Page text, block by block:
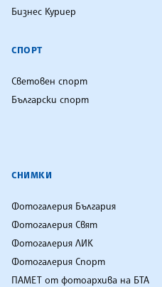
Бизнес Куриер
СПОРТ
Световен спорт
Български спорт
СНИМКИ
Фотогалерия България
Фотогалерия Свят
Фотогалерия ЛИК
Фотогалерия Спорт
ПАМЕТ от фотоархива на БТА